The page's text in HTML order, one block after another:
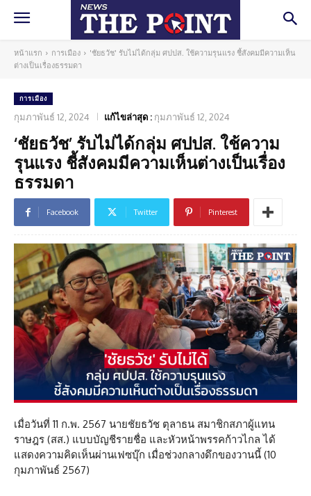
หน้าแรก การเมือง
'ชัยธวัช' รับไม่ได้กลุ่ม ศปปส. ใช้ความรุนแรง ชี้สังคมมีความเห็น
ต่างเป็นเรื่องธรรมดา
การเมือง
กุมภาพันธ์ 12, 2024 แก้ไขล่าสุด : กุมภาพันธ์ 12, 2024
‘ชัยธวัช’ รับไม่ได้กลุ่ม ศปปส. ใช้ความ
รุนแรง ชี้สังคมมีความเห็นต่างเป็นเรื่อง
ธรรมดา
Facebook Twitter Pinterest
เมื่อวันที่ 11 ก.พ. 2567 นายชัยธวัช ตุลาธน สมาชิกสภาผู้แทน
ราษฎร (สส.) แบบบัญชีรายชื่อ และหัวหน้าพรรคก้าวไกล ได้
แสดงความคิดเห็นผ่านเฟซบุ๊ก เมื่อช่วงกลางดึกของวานนี้ (10
กุมภาพันธ์ 2567)